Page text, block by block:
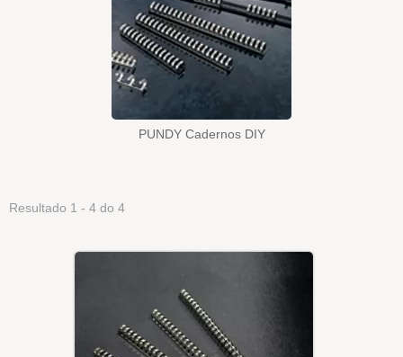
PUNDY Cadernos DIY
Resultado 1 - 4 do 4